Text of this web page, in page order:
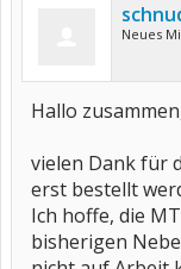
Neues
Hallo
vielen Dank für
erst bestellt
Ich hoffe, die
bisherigen